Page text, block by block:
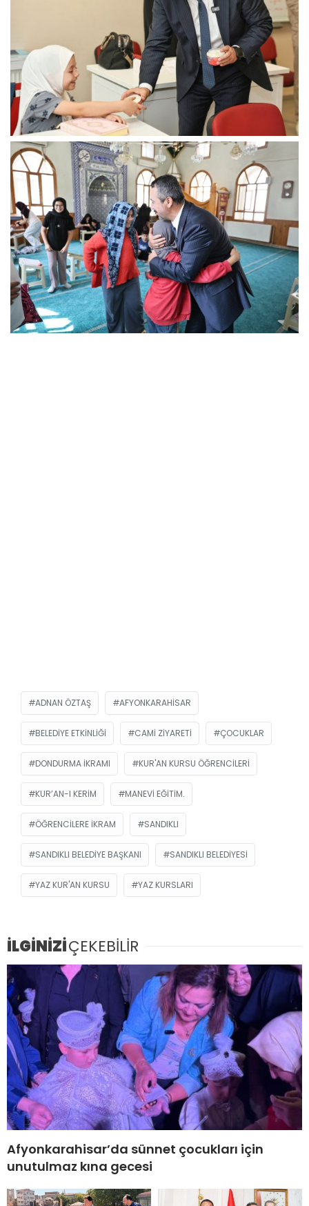
ADNAN ÖZTAŞ AFYONKARAHISAR
BELEDIYE ETKINLIĞI CAMI ZIYARETI ÇOCUKLAR
DONDURMA IKRAMI KUR'AN KURSU ÖĞRENCILERI
KUR’AN-I KERIM MANEVI EĞITIM.
ÖĞRENCILERE IKRAM SANDIKLI
SANDIKLI BELEDIYE BAŞKANI SANDIKLI BELEDIYESI
YAZ KUR'AN KURSU YAZ KURSLARI
İLGİNİZİÇEKEBİLİR
Afyonkarahisar’da sünnet çocukları için
unutulmaz kına gecesi